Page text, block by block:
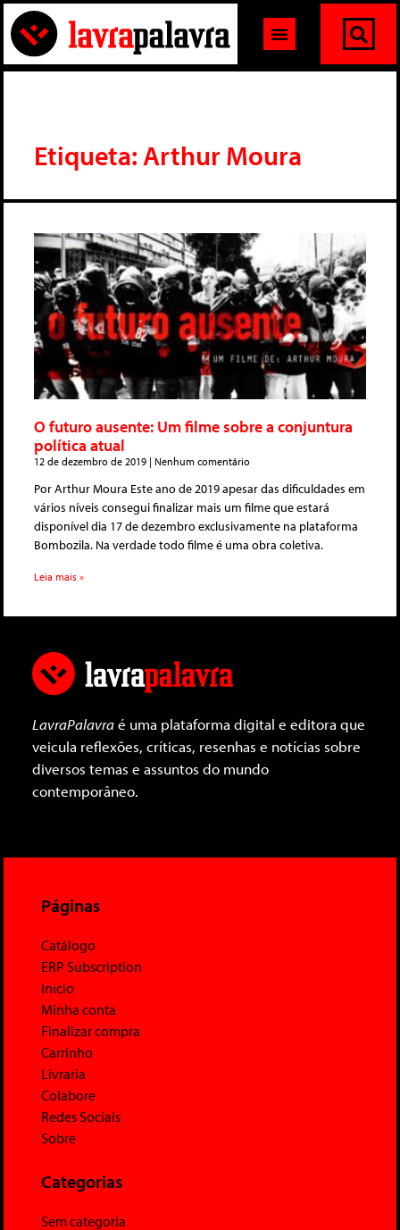
Etiqueta: Arthur Moura
O futuro ausente: Um filme sobre a conjuntura
política atual
12 de dezembro de 2019 Nenhum comentário
Por Arthur Moura Este ano de 2019 apesar das dificuldades em
vários níveis consegui finalizar mais um filme que estará
disponível dia 17 de dezembro exclusivamente na plataforma
Bombozila. Na verdade todo filme é uma obra coletiva.
Leia mais »
LavraPalavraé uma plataforma digital e editora que
veicula reflexões, críticas, resenhas e notícias sobre
diversos temas e assuntos do mundo
contemporâneo.
Páginas
Catálogo
ERP Subscription
Início
Minha conta
Finalizar compra
Carrinho
Livraria
Colabore
Redes Sociais
Sobre
Categorias
Sem categoria